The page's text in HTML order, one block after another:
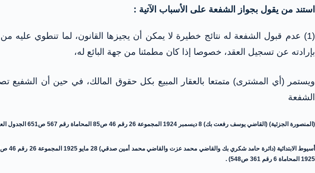
استند من يقول بجواز الشفعة على الأسباب الآتية :
(1) عدم قبول الشفعة له نتائج خطيرة لا يمكن أن يجيزها القانون، لما تنطوي
بإرادته عن تسجيل العقد، خصوصا إذا كان مطمئنا من جهة البائع له،
ويستمر (أي المشترى) متمتعا بالعقار المبيع بكل حقوق المالك، في حين أن
الشفعة
(المنصورة الجزئية) (القاضي يوسف رفعت بك) 8 ديسمبر 1924 المجموعة 26 رقم 46 ص85 المحاماة رقم 567 ص651 الجدول العشري الأول للمحاماة رقم 1066 .
1925 المحاماة 6 رقم 361 ص548) .